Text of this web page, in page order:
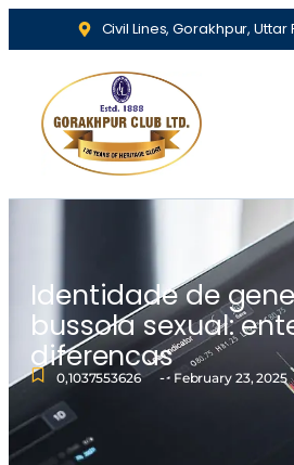
Civil Lines, Gorakhpur, Uttar
Identidade de
bussola sexual:
diferencas
0,1037553626 - February 23, 2025